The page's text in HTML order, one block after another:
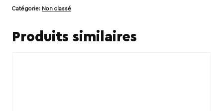
Camp
Catégorie: Non classé
Produits similaires